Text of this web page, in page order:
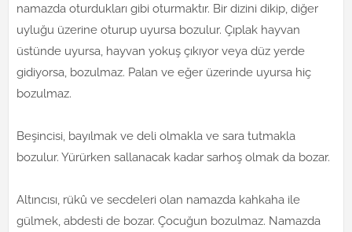
namazda oturdukları gibi oturmaktır. Bir dizini dikip, diğer
uyluğu üzerine oturup uyursa bozulur. Çıplak hayvan
üstünde uyursa, hayvan yokuş çıkıyor veya düz yerde
gidiyorsa, bozulmaz. Palan ve eğer üzerinde uyursa hiç
bozulmaz.
Beşincisi, bayılmak ve deli olmakla ve sara tutmakla
bozulur. Yürürken sallanacak kadar sarhoş olmak da bozar.
Altıncısı, rükû ve secdeleri olan namazda kahkaha ile
gülmek, abdesti de bozar. Çocuğun bozulmaz. Namazda